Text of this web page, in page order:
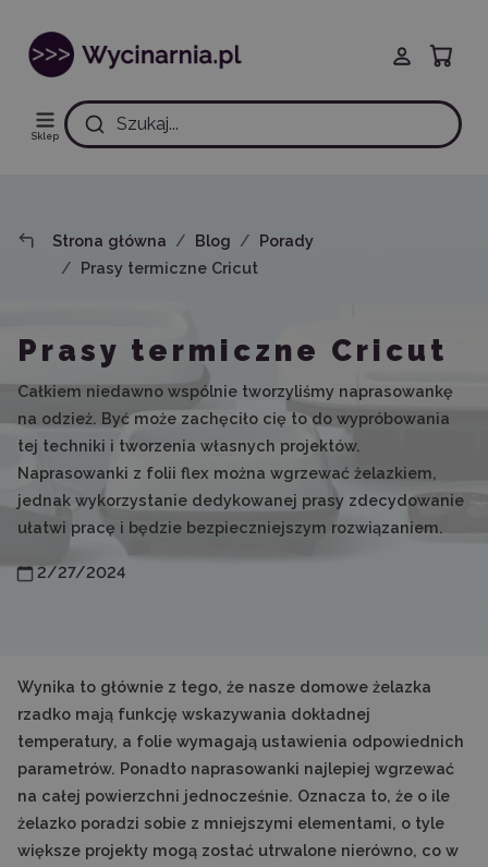
Sklep
Szukaj...
Strona główna Blog
Porady
Prasy termiczne Cricut
Prasy termiczne Cricut
Całkiem niedawno wspólnie tworzyliśmy naprasowankę
na odzież. Być może zachęciło cię to do wypróbowania
tej techniki i tworzenia własnych projektów.
Naprasowanki z folii flex można wgrzewać żelazkiem,
jednak wykorzystanie dedykowanej prasy zdecydowanie
ułatwi pracę i będzie bezpieczniejszym rozwiązaniem.
2/27/2024
Wynika to głównie z tego, że nasze domowe żelazka
rzadko mają funkcję wskazywania dokładnej
temperatury, a folie wymagają ustawienia odpowiednich
parametrów. Ponadto naprasowanki najlepiej wgrzewać
na całej powierzchni jednocześnie. Oznacza to, że o ile
żelazko poradzi sobie z mniejszymi elementami, o tyle
większe projekty mogą zostać utrwalone nierówno, co w